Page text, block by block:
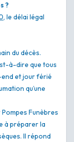
?
, le délai légal
du décès.
à-dire que tous
et jour férié
qu’une
Funèbres
à préparer la
Il répond